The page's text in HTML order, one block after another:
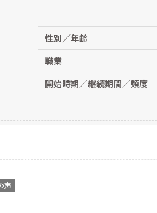
性別／年齢
職業
開始時期／継続期間／頻度
声